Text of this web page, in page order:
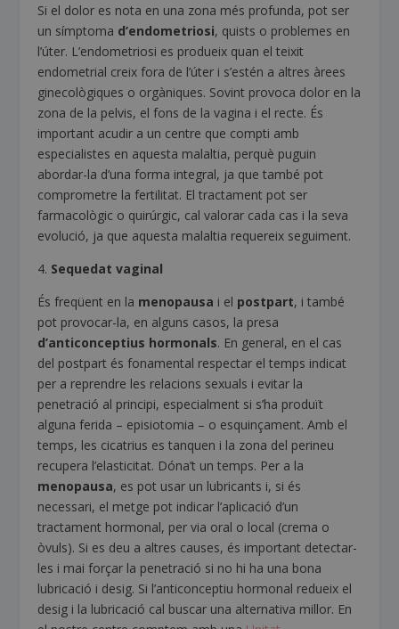
Si el dolor es nota en una zona més profunda, pot ser
un símptoma d’endometriosi, quists o problemes en
l’úter. L’endometriosi es produeix quan el teixit
endometrial creix fora de l’úter i s’estén a altres àrees
ginecològiques o orgàniques. Sovint provoca dolor en la
zona de la pelvis, el fons de la vagina i el recte. És
important acudir a un centre que compti amb
especialistes en aquesta malaltia, perquè puguin
abordar-la d’una forma integral, ja que també pot
comprometre la fertilitat. El tractament pot ser
farmacològic o quirúrgic, cal valorar cada cas i la seva
evolució, ja que aquesta malaltia requereix seguiment.
4. Sequedat vaginal
És freqüent en la menopausa i el postpart, i també
pot provocar-la, en alguns casos, la presa
d’anticonceptius hormonals. En general, en el cas
del postpart és fonamental respectar el temps indicat
per a reprendre les relacions sexuals i evitar la
penetració al principi, especialment si s’ha produït
alguna ferida – episiotomia – o esquinçament. Amb el
temps, les cicatrius es tanquen i la zona del perineu
recupera l’elasticitat. Dóna’t un temps. Per a la
menopausa, es pot usar un lubricants i, si és
necessari, el metge pot indicar l’aplicació d’un
tractament hormonal, per via oral o local (crema o
òvuls). Si es deu a altres causes, és important detectar-
les i mai forçar la penetració si no hi ha una bona
lubricació i desig. Si l’anticonceptiu hormonal redueix el
desig i la lubricació cal buscar una alternativa millor. En